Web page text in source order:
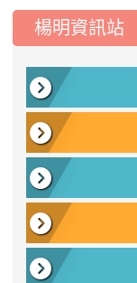
::: 楊明資訊站